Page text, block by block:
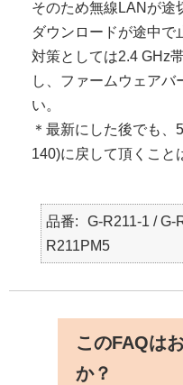
そのため無線LANが途
ダウンロードが途中で
対策としては2.4 GHz
し、ファームウェアバ
い。
＊最新にした後でも、
140)に戻して頂くこと
品番
G-R211-1 / G-
R211PM5
このFAQは
か？